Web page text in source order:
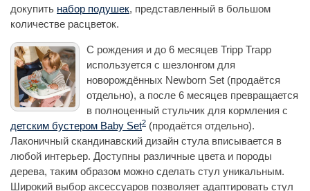
докупить набор подушек, представленный в большом
количестве расцветок.
С рождения и до 6 месяцев Tripp Trapp
используется с шезлонгом для
новорождённых Newborn Set (продаётся
отдельно), а после 6 месяцев превращается
в полноценный стульчик для кормления с
детским бустером Baby Set2 (продаётся отдельно).
Лаконичный скандинавский дизайн стула вписывается в
любой интерьер. Доступны различные цвета и породы
дерева, таким образом можно сделать стул уникальным.
Широкий выбор аксессуаров позволяет адаптировать стул